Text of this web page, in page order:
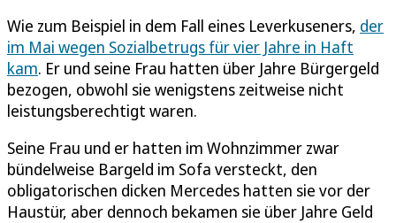
Wie zum Beispiel in dem Fall eines Leverkuseners, der
im Mai wegen Sozialbetrugs für vier Jahre in Haft
kam. Er und seine Frau hatten über Jahre Bürgergeld
bezogen, obwohl sie wenigstens zeitweise nicht
leistungsberechtigt waren.
Seine Frau und er hatten im Wohnzimmer zwar
bündelweise Bargeld im Sofa versteckt, den
obligatorischen dicken Mercedes hatten sie vor der
Haustür, aber dennoch bekamen sie über Jahre Geld